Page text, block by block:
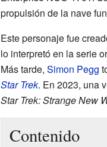
propulsión de la nave
Este personaje fue
lo interpretó en la serie
Más tarde, Simon Pegg
Star Trek. En 2023, una
Star Trek: Strange New
Contenido